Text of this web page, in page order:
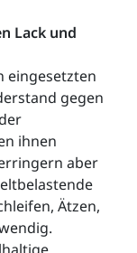
Lack und
eingesetzten
gegen
ihnen
aber
Ätzen,